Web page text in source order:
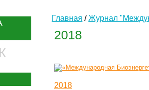
Главная /Журнал
2018
2018